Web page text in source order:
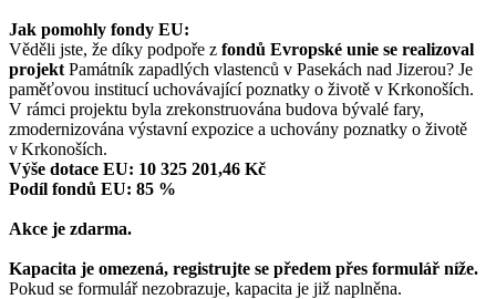
Jak pomohly fondy EU:
Věděli jste, že díky podpoře z fondů Evropské unie se realizoval
projekt Památník zapadlých vlastenců v Pasekách nad Jizerou? Je
paměťovou institucí uchovávající poznatky o životě v Krkonoších.
V rámci projektu byla zrekonstruována budova bývalé fary,
zmodernizována výstavní expozice a uchovány poznatky o životě
v Krkonoších.
Výše dotace EU: 10 325 201,46 Kč
Podíl fondů EU: 85 %
Akce je zdarma.
Kapacita je omezená, registrujte se předem přes formulář níže.
Pokud se formulář nezobrazuje, kapacita je již naplněna.